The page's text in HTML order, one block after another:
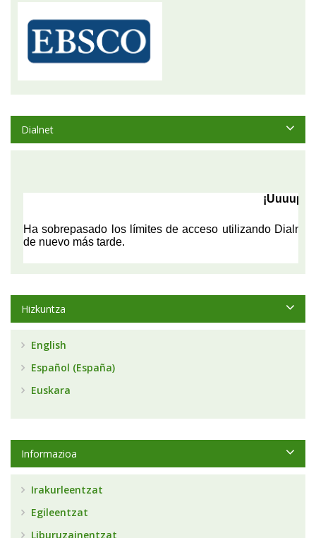
Dialnet
Hizkuntza
English
Español (España)
Euskara
Informazioa
Irakurleentzat
Egileentzat
Liburuzainentzat